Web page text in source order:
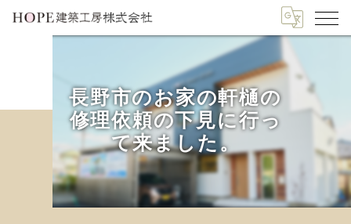
長野市のお家の軒樋の
修理依頼の下見に行っ
て来ました。